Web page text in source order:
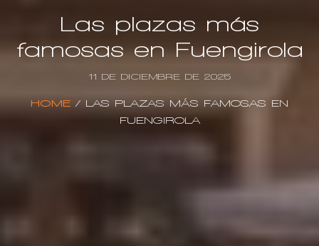
Las plazas más
famosas en Fuengirola
11 DE DICIEMBRE DE 2025
HOME / LAS PLAZAS MÁS FAMOSAS EN
FUENGIROLA